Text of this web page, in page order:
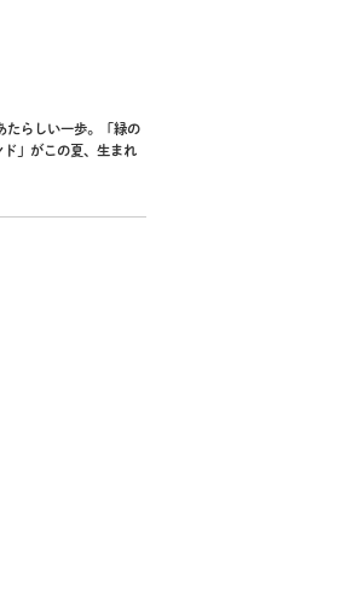
たらしい一歩。「緑の
」がこの夏、生まれ